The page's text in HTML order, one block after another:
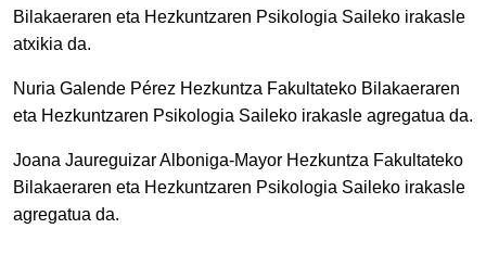
Bilakaeraren eta Hezkuntzaren Psikologia Saileko irakasle
atxikia da.
Nuria Galende Pérez Hezkuntza Fakultateko Bilakaeraren
eta Hezkuntzaren Psikologia Saileko irakasle agregatua da.
Joana Jaureguizar Alboniga-Mayor Hezkuntza Fakultateko
Bilakaeraren eta Hezkuntzaren Psikologia Saileko irakasle
agregatua da.